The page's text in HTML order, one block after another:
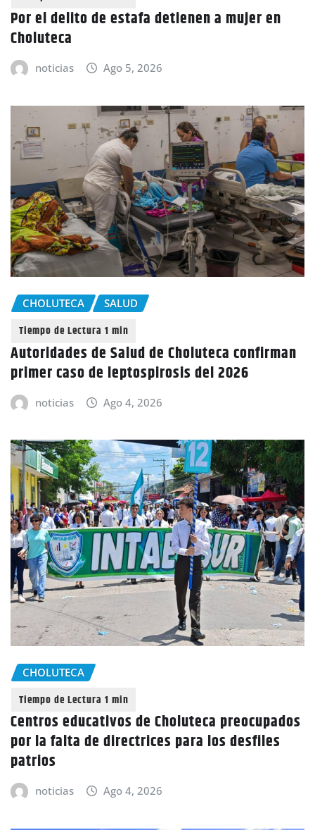
Por el delito de estafa detienen a mujer en
Choluteca
noticias Ago 5, 2026
CHOLUTECA SALUD
Autoridades de Salud de Choluteca confirman
primer caso de leptospirosis del 2026
noticias Ago 4, 2026
CHOLUTECA
Centros educativos de Choluteca preocupados
por la falta de directrices para los desfiles
patrios
noticias Ago 4, 2026